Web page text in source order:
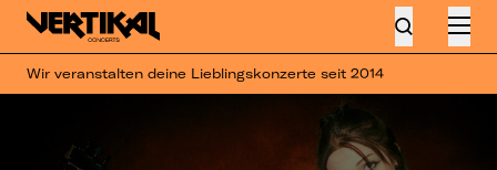
Wir veranstalten deine Lieblingskonzerte seit 2014